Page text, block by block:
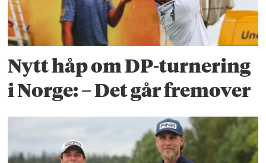
Nytt håp om DP-turnering
i Norge: – Det går fremover